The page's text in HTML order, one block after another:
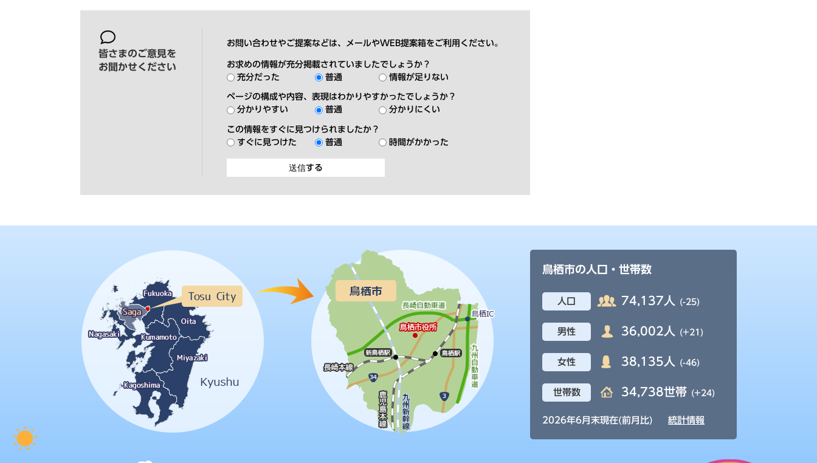
皆さまのご意見を
お聞かせください
お問い合わせやご提案などは、メールやWEB提案箱をご利用ください。
お求めの情報が充分掲載されていましたでしょうか？
充分だった
普通 情報が足りない
ページの構成や内容、表現はわかりやすかったでしょうか？
分かりやすい
普通 分かりにくい
この情報をすぐに見つけられましたか？
すぐに見つけた
普通 時間がかかった
鳥栖市の人口・世帯数
人口 74,137人 (-25)
男性 36,002人 (+21)
女性 38,135人 (-46)
世帯数 34,738世帯 (+24)
2026年6月末現在(前月比) 統計情報